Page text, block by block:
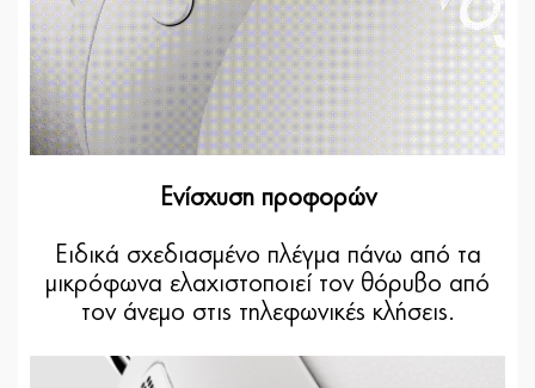
Ενίσχυση προφορών
Ειδικά σχεδιασμένο πλέγμα πάνω από τα
μικρόφωνα ελαχιστοποιεί τον θόρυβο από
τον άνεμο στις τηλεφωνικές κλήσεις.